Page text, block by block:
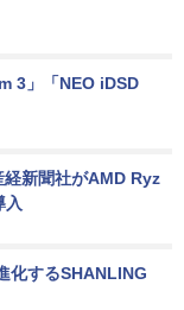
3」「NEO iDSD
新聞社がAMD Ryz
入
化するSHANLING